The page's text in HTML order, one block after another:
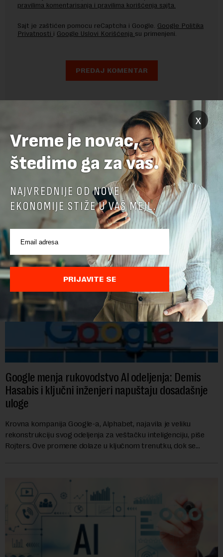
pravilima komentarisanja i pravilima korišćenja sajta.
Sajt je zaštićen pomocu reCaptcha i Google. Google Politika
Privatnosti i Google Uslovi Korišćenja su primenjeni.
POVEZANI SADRŽAJI
Google menja rukovodstvo AI odeljenja: Demis
Hasabis i ključni inženjeri napuštaju dosadašnje
uloge
Krovna kompanija Google-a, Alphabet, najavila je veliku
rekonstrukciju svog odeljenja za veštačku inteligenciju, piše
Rojters. Ove promene dolaze u ključnom trenutku, dok se
x
Vreme je novac,
štedimo ga za vas.
NAJVREDNIJE OD NOVE
EKONOMIJE STIŽE U VAŠ MEJL.
PRIJAVITE SE